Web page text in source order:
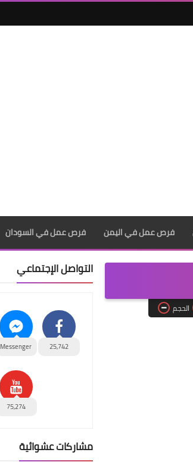
فرص عمل في اليمن فرص عمل في السودان
الحجم
التواصل الإجتماعي
25,742
Messenger
75,274
مشاركات عشوائية